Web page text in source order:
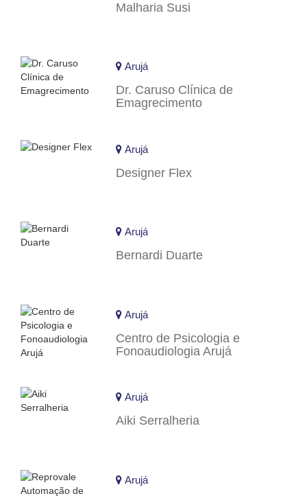
Malharia Susi
Arujá
Dr. Caruso Clínica de
Emagrecimento
Arujá
Designer Flex
Arujá
Bernardi Duarte
Arujá
Centro de Psicologia e
Fonoaudiologia Arujá
Arujá
Aiki Serralheria
Arujá